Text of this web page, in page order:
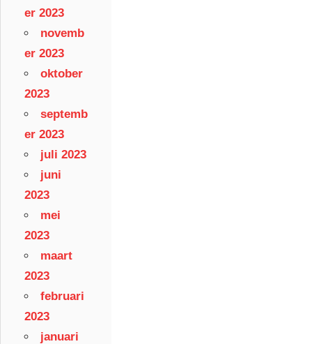
er 2023
novemb
er 2023
oktober
2023
septemb
er 2023
juli 2023
juni
2023
mei
2023
maart
2023
februari
2023
januari